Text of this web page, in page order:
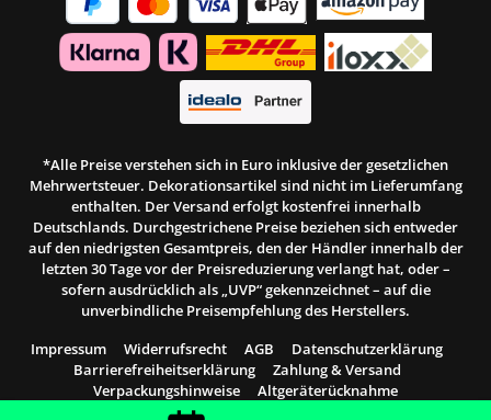
*Alle Preise verstehen sich in Euro inklusive der gesetzlichen
Mehrwertsteuer. Dekorationsartikel sind nicht im Lieferumfang
enthalten. Der Versand erfolgt kostenfrei innerhalb
Deutschlands. Durchgestrichene Preise beziehen sich entweder
auf den niedrigsten Gesamtpreis, den der Händler innerhalb der
letzten 30 Tage vor der Preisreduzierung verlangt hat, oder –
sofern ausdrücklich als „UVP“ gekennzeichnet – auf die
unverbindliche Preisempfehlung des Herstellers.
Impressum Widerrufsrecht AGB
Datenschutzerklärung
Barrierefreiheitserklärung
Zahlung & Versand
Verpackungshinweise
Altgeräterücknahme